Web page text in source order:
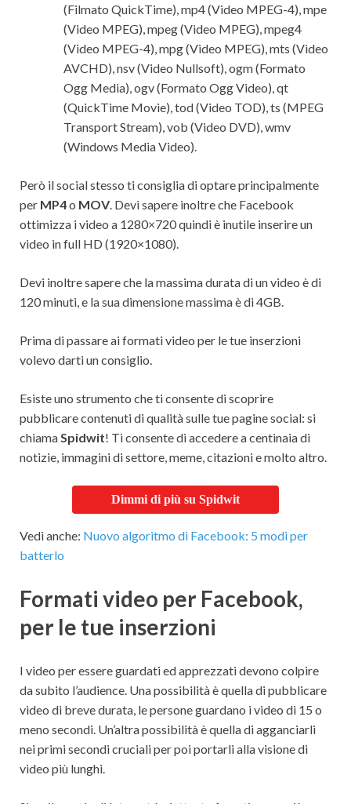
(Filmato QuickTime), mp4 (Video MPEG-4), mpe
(Video MPEG), mpeg (Video MPEG), mpeg4
(Video MPEG-4), mpg (Video MPEG), mts (Video
AVCHD), nsv (Video Nullsoft), ogm (Formato
Ogg Media), ogv (Formato Ogg Video), qt
(QuickTime Movie), tod (Video TOD), ts (MPEG
Transport Stream), vob (Video DVD), wmv
(Windows Media Video).
Però il social stesso ti consiglia di optare principalmente
per MP4o MOV. Devi sapere inoltre che Facebook
ottimizza i video a 1280×720 quindi è inutile inserire un
video in full HD (1920×1080).
Devi inoltre sapere che la massima durata di un video è di
120 minuti, e la sua dimensione massima è di 4GB.
Prima di passare ai formati video per le tue inserzioni
volevo darti un consiglio.
Esiste uno strumento che ti consente di scoprire
pubblicare contenuti di qualità sulle tue pagine social: si
chiamaSpidwit! Ti consente di accedere a centinaia di
notizie, immagini di settore, meme, citazioni e molto altro.
Dimmi di più su Spidwit
Vedi anche: Nuovo algoritmo di Facebook: 5 modi per
batterlo
Formati video per Facebook,
per le tue inserzioni
I video per essere guardati ed apprezzati devono colpire
da subito l’audience. Una possibilità è quella di pubblicare
video di breve durata, le persone guardano i video di 15 o
meno secondi. Un’altra possibilità è quella di agganciarli
nei primi secondi cruciali per poi portarli alla visione di
video più lunghi.